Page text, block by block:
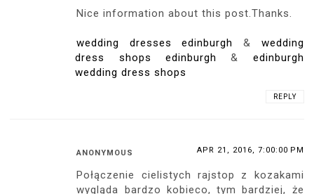
Nice information about this post.Thanks.
wedding dresses edinburgh & wedding
dress shops edinburgh
& edinburgh
wedding dress shops
REPLY
ANONYMOUS APR 21, 2016, 7:00:00 PM
Połączenie cielistych rajstop z kozakami
wygląda bardzo kobieco, tym bardziej, że